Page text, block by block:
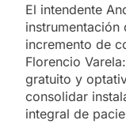
El intendente
instrumentación
incremento de
Florencio
gratuito y
consolidar
integral de